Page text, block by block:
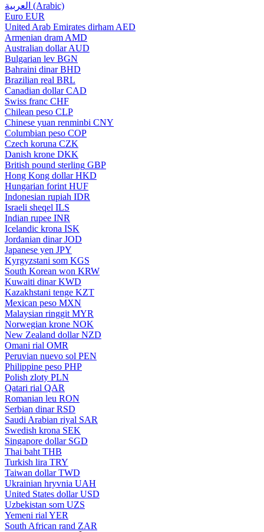
العربية (Arabic)
Euro EUR
United Arab Emirates dirham AED
Armenian dram AMD
Australian dollar AUD
Bulgarian lev BGN
Bahraini dinar BHD
Brazilian real BRL
Canadian dollar CAD
Swiss franc CHF
Chilean peso CLP
Chinese yuan renminbi CNY
Columbian peso COP
Czech koruna CZK
Danish krone DKK
British pound sterling GBP
Hong Kong dollar HKD
Hungarian forint HUF
Indonesian rupiah IDR
Israeli sheqel ILS
Indian rupee INR
Icelandic krona ISK
Jordanian dinar JOD
Japanese yen JPY
Kyrgyzstani som KGS
South Korean won KRW
Kuwaiti dinar KWD
Kazakhstani tenge KZT
Mexican peso MXN
Malaysian ringgit MYR
Norwegian krone NOK
New Zealand dollar NZD
Omani rial OMR
Peruvian nuevo sol PEN
Philippine peso PHP
Polish zloty PLN
Qatari rial QAR
Romanian leu RON
Serbian dinar RSD
Saudi Arabian riyal SAR
Swedish krona SEK
Singapore dollar SGD
Thai baht THB
Turkish lira TRY
Taiwan dollar TWD
Ukrainian hryvnia UAH
United States dollar USD
Uzbekistan som UZS
Yemeni rial YER
South African rand ZAR